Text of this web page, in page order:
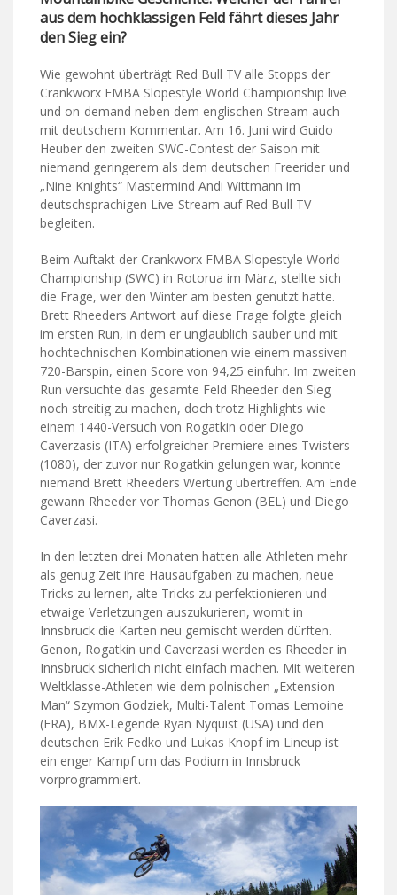
aus dem hochklassigen Feld fährt dieses Jahr
den Sieg ein?
Wie gewohnt überträgt Red Bull TV alle Stopps der
Crankworx FMBA Slopestyle World Championship live
und on-demand neben dem englischen Stream auch
mit deutschem Kommentar. Am 16. Juni wird Guido
Heuber den zweiten SWC-Contest der Saison mit
niemand geringerem als dem deutschen Freerider und
„Nine Knights“ Mastermind Andi Wittmann im
deutschsprachigen Live-Stream auf Red Bull TV
begleiten.
Beim Auftakt der Crankworx FMBA Slopestyle World
Championship (SWC) in Rotorua im März, stellte sich
die Frage, wer den Winter am besten genutzt hatte.
Brett Rheeders Antwort auf diese Frage folgte gleich
im ersten Run, in dem er unglaublich sauber und mit
hochtechnischen Kombinationen wie einem massiven
720-Barspin, einen Score von 94,25 einfuhr. Im zweiten
Run versuchte das gesamte Feld Rheeder den Sieg
noch streitig zu machen, doch trotz Highlights wie
einem 1440-Versuch von Rogatkin oder Diego
Caverzasis (ITA) erfolgreicher Premiere eines Twisters
(1080), der zuvor nur Rogatkin gelungen war, konnte
niemand Brett Rheeders Wertung übertreffen. Am Ende
gewann Rheeder vor Thomas Genon (BEL) und Diego
Caverzasi.
In den letzten drei Monaten hatten alle Athleten mehr
als genug Zeit ihre Hausaufgaben zu machen, neue
Tricks zu lernen, alte Tricks zu perfektionieren und
etwaige Verletzungen auszukurieren, womit in
Innsbruck die Karten neu gemischt werden dürften.
Genon, Rogatkin und Caverzasi werden es Rheeder in
Innsbruck sicherlich nicht einfach machen. Mit weiteren
Weltklasse-Athleten wie dem polnischen „Extension
Man“ Szymon Godziek, Multi-Talent Tomas Lemoine
(FRA), BMX-Legende Ryan Nyquist (USA) und den
deutschen Erik Fedko und Lukas Knopf im Lineup ist
ein enger Kampf um das Podium in Innsbruck
vorprogrammiert.